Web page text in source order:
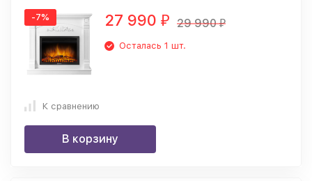
-7% 27 990 ₽ 29 990 ₽
Осталась 1 шт.
К сравнению
В корзину